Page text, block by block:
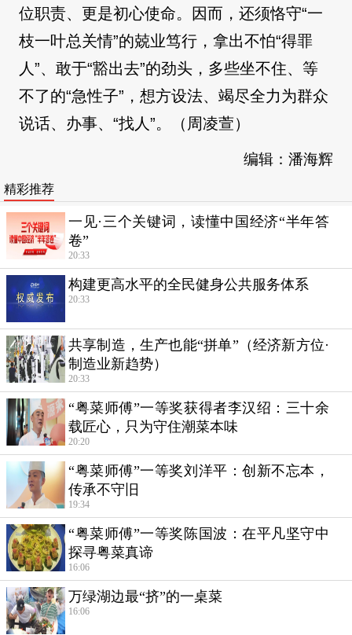
位职责、更是初心使命。因而，还须恪守“一
枝一叶总关情”的兢业笃行，拿出不怕“得罪
人”、敢于“豁出去”的劲头，多些坐不住、等
不了的“急性子”，想方设法、竭尽全力为群众
说话、办事、“找人”。（周凌萱）
编辑：潘海辉
精彩推荐